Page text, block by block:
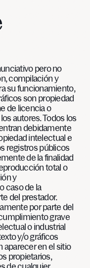
pero no
compilación y
su funcionamiento,
son propiedad
de licencia o
autores. Todos los
debidamente
intelectual e
registros públicos
de la finalidad
total o
y
caso de la
del prestador.
por parte del
grave
o industrial
y/o gráficos
aparecer en el sitio
propietarios,